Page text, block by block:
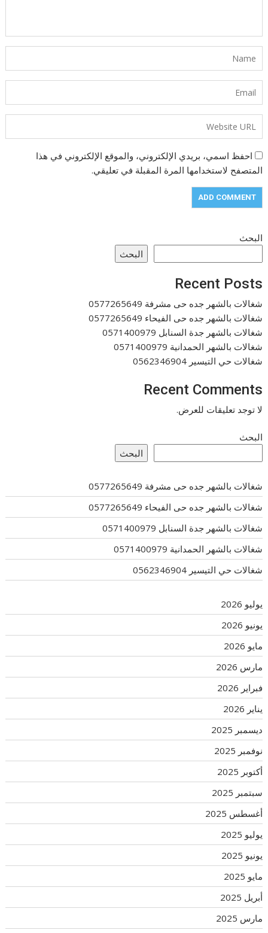
احفظ اسمي، بريدي الإلكتروني، والموقع الإلكتروني في هذا
المتصفح لاستخدامها المرة المقبلة في تعليقي.
البحث
البحث
Recent Posts
شغالات بالشهر جده حى مشرفة 0577265649
شغالات بالشهر جده حى الفيحاء 0577265649
شغالات بالشهر جدة السنابل 0571400979
شغالات بالشهر الحمدانية 0571400979
شغالات حي التيسير 0562346904
Recent Comments
لا توجد تعليقات للعرض.
البحث
البحث
شغالات بالشهر جده حى مشرفة 0577265649
شغالات بالشهر جده حى الفيحاء 0577265649
شغالات بالشهر جدة السنابل 0571400979
شغالات بالشهر الحمدانية 0571400979
شغالات حي التيسير 0562346904
يوليو 2026
يونيو 2026
مايو 2026
مارس 2026
فبراير 2026
يناير 2026
ديسمبر 2025
نوفمبر 2025
أكتوبر 2025
سبتمبر 2025
أغسطس 2025
يوليو 2025
يونيو 2025
مايو 2025
أبريل 2025
مارس 2025